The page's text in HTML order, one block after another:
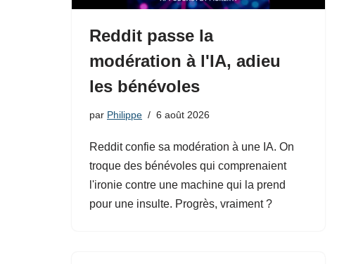
Reddit passe la
modération à l'IA, adieu
les bénévoles
par Philippe 6 août 2026
Reddit confie sa modération à une IA. On
troque des bénévoles qui comprenaient
l'ironie contre une machine qui la prend
pour une insulte. Progrès, vraiment ?